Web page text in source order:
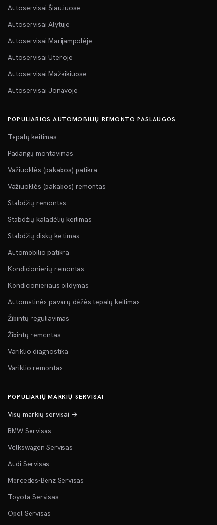
Autoservisai Šiauliuose
Autoservisai Alytuje
Autoservisai Marijampolėje
Autoservisai Utenoje
Autoservisai Mažeikiuose
Autoservisai Jonavoje
POPULIARIOS AUTOMOBILIŲ REMONTO PASLAUGOS
Tepalų keitimas
Padangų montavimas
Važiuoklės (pakabos) patikra
Važiuoklės (pakabos) remontas
Stabdžių remontas
Stabdžių kaladėlių keitimas
Stabdžių diskų keitimas
Automobilio patikra
Kondicionierių remontas
Kondicionieriaus pildymas
Automatinės pavarų dėžės tepalų keitimas
Žibintų reguliavimas
Žibintų remontas
Variklio diagnostika
Variklio remontas
POPULIARIŲ MARKIŲ SERVISAI
Visų markių servisai →
BMW Servisas
Volkswagen Servisas
Audi Servisas
Mercedes-Benz Servisas
Toyota Servisas
Opel Servisas